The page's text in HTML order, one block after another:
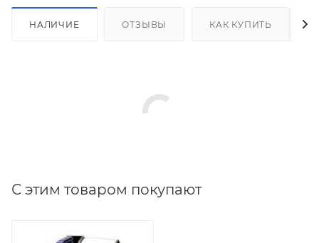
НАЛИЧИЕ ОТЗЫВЫ КАК КУПИТЬ
С этим товаром покупают